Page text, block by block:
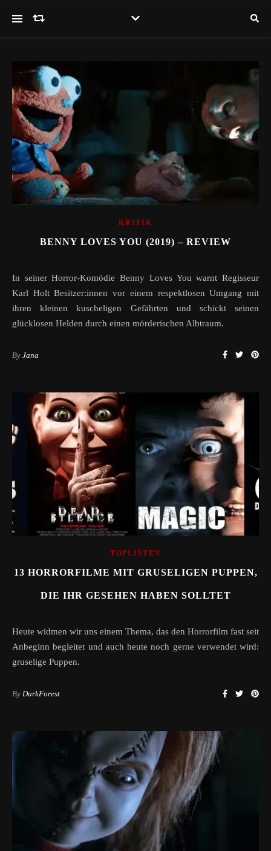
KRITIK
BENNY LOVES YOU (2019) – REVIEW
In seiner Horror-Komödie Benny Loves You warnt Regisseur
Karl Holt Besitzer:innen vor einem respektlosen Umgang mit
ihren kleinen kuscheligen Gefährten und schickt seinen
glücklosen Helden durch einen mörderischen Albtraum.
By Jana
TOPLISTEN
13 HORRORFILME MIT GRUSELIGEN PUPPEN,
DIE IHR GESEHEN HABEN SOLLTET
Heute widmen wir uns einem Thema, das den Horrorfilm fast seit
Anbeginn begleitet und auch heute noch gerne verwendet wird:
gruselige Puppen.
By DarkForest